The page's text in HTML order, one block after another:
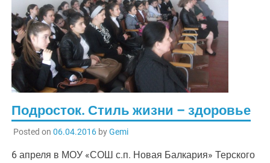
Подросток. Стиль жизни – здоровье
Posted on 06.04.2016byGemi
6 апреля в МОУ «СОШ с.п. Новая Балкария» Терского